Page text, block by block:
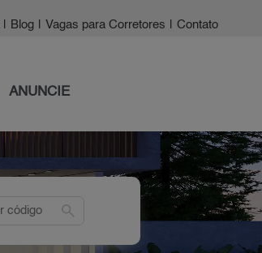
Blog Vagas para Corretores Contato
ANUNCIE
search